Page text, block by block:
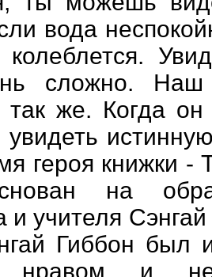
вода
сложно. Наш
так же. Когда
героя книжки -
на
и учителя
Гиббон был
нравом и